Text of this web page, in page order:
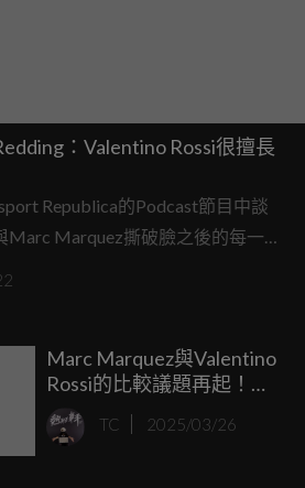
：Valentino Rossi很擅長
Republica的Podcast節目中談
Marc Marquez撕破臉之後的每一場
Marquez與
Bagnaia同為DUCATI Lenovo廠隊
起平坐。Marc Marquez與Valentino
Rossi的比較議題再起！
GOAT東西軍，今天你選哪
一邊？TC 2025/03/26